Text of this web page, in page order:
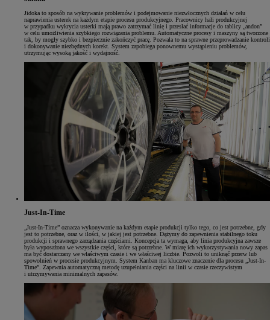
Jidoka to sposób na wykrywanie problemów i podejmowanie niezwłocznych działań w celu
naprawienia usterek na każdym etapie procesu produkcyjnego. Pracownicy hali produkcyjnej
w przypadku wykrycia usterki mają prawo zatrzymać linię i przesłać informacje do tablicy „andon”
w celu umożliwienia szybkiego rozwiązania problemu. Automatyczne procesy i maszyny są tworzone
tak, by mogły szybko i bezpiecznie zakończyć pracę. Pozwala to na sprawne przeprowadzanie kontroli
i dokonywanie niezbędnych korekt. System zapobiega ponownemu wystąpieniu problemów,
utrzymując wysoką jakość i wydajność.
Just-In-Time
„Just-In-Time” oznacza wykonywanie na każdym etapie produkcji tylko tego, co jest potrzebne, gdy
jest to potrzebne, oraz w ilości, w jakiej jest potrzebne. Dążymy do zapewnienia stabilnego toku
produkcji i sprawnego zarządzania częściami. Koncepcja ta wymaga, aby linia produkcyjna zawsze
była wyposażona we wszystkie części, które są potrzebne. W miarę ich wykorzystywania nowy zapas
ma być dostarczany we właściwym czasie i we właściwej liczbie. Pozwoli to uniknąć przerw lub
spowolnień w procesie produkcyjnym. System Kanban ma kluczowe znaczenie dla procesu „Just-In-
Time”. Zapewnia automatyczną metodę uzupełniania części na linii w czasie rzeczywistym
i utrzymywania minimalnych zapasów.